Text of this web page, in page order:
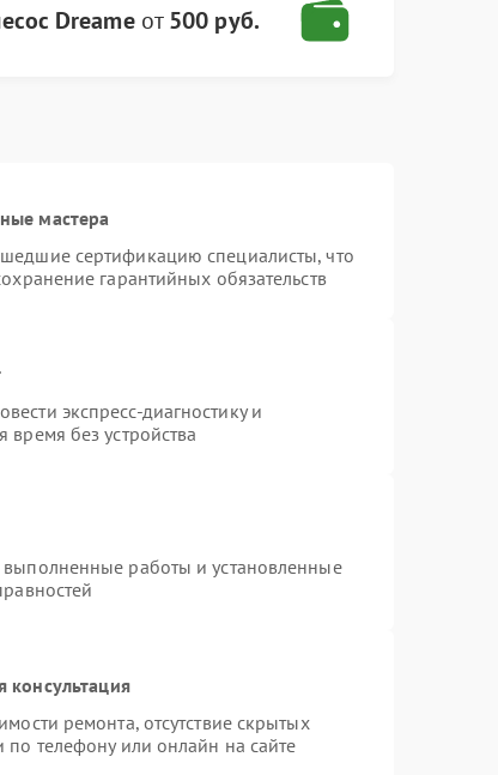
Dreameот500 руб.
мастера
сертификацию специалисты, что
гарантийных обязательств
экспресс-диагностику и
без устройства
выполненные работы и установленные
консультация
ремонта, отсутствие скрытых
по телефону или онлайн на сайте